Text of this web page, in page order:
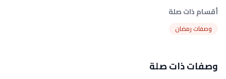
أقسام ذات صلة
وصفات رمضان
وصفات ذات صلة